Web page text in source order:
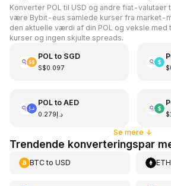
Konverter POL til USD og andre fiat-valutaer
være Bybit-eus samlede kurser fra market-
den aktuelle værdi af din POL og veksle
kurser og ingen skjulte spreads.
POLto SGD
S$0.097
POLto AED
د.إ0.279
Se mere ↓
Trendende konverteringspar
BTCto USD ETH